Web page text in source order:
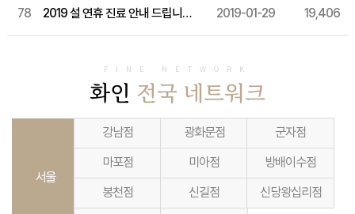
78 2019 설 연휴 진료 안내 드립니다. 2019-01-29 19,406
FINE NETWORK
화인 전국 네트워크
서울
강남점 광화문점 군자점
마포점 미아점 방배이수점
봉천점 신길점 신당왕십리점